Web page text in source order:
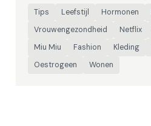
Tips Leefstijl Hormonen
Vrouwengezondheid
Netflix
Miu Miu
Fashion Kleding
Oestrogeen
Wonen